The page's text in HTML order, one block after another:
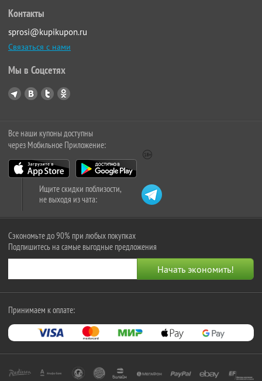
Контакты
sprosi@kupikupon.ru
Связаться с нами
Мы в Соцсетях
Все наши купоны доступны
через Мобильное Приложение:
Ищите скидки поблизости,
не выходя из чата:
Сэкономьте до 90% при любых покупках
Подпишитесь на самые выгодные предложения
Принимаем к оплате: